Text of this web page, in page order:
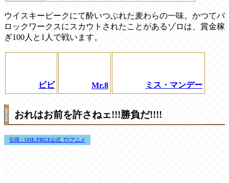
ウイスキーピークにて酔いつぶれた麦わらの一味。かつてバ
ロックワークスにスカウトされたことがあるゾロは、賞金稼
ぎ100人と1人で戦います。
ビビ Mr.8 ミス・マンデー
おれはお前を許さねェ!!!勝負だ!!!!
引用：ONE PIECE公式_TVアニメ